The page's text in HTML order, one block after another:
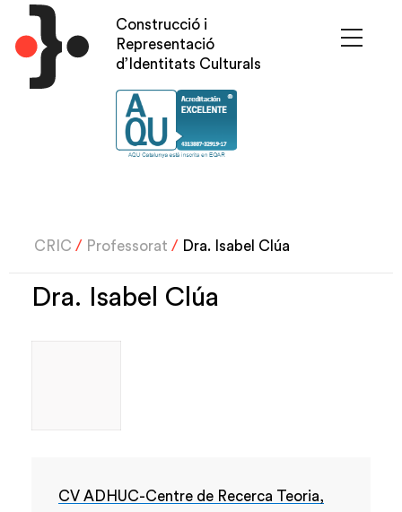
Vés
al
contingut
Construcció i
Representació
d’Identitats Culturals
CRIC / Professorat / Dra. Isabel Clúa
Dra. Isabel Clúa
CV ADHUC-Centre de Recerca Teoria,